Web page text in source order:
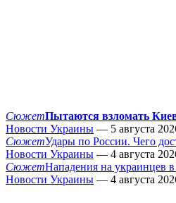
СюжетПытаются взломать
Новости Украины — 5 августа
СюжетУдары по России. Чего
Новости Украины — 4 августа
СюжетНападения на украинцев
Новости Украины — 4 августа